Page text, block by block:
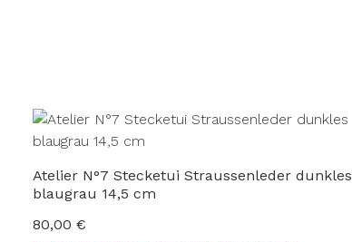
Atelier N°7 Stecketui Straussenleder dunkles
blaugrau 14,5 cm
Regulärer Preis:
80,00 €